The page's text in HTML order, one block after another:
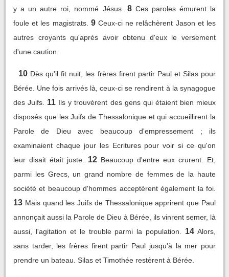
y a un autre roi, nommé Jésus.
8 Ces paroles émurent la
foule et les magistrats. 9 Ceux-ci ne relâchèrent Jason et les
autres croyants qu'après avoir obtenu d'eux le versement
d'une caution.
10 Dès qu'il fit nuit, les frères firent partir Paul et Silas pour
Bérée. Une fois arrivés là, ceux-ci se rendirent à la synagogue
des Juifs.
11 Ils y trouvèrent des gens qui étaient bien mieux
disposés que les Juifs de Thessalonique et qui accueillirent la
Parole de Dieu avec beaucoup d'empressement ; ils
examinaient chaque jour les Ecritures pour voir si ce qu'on
leur disait était juste.
12 Beaucoup d'entre eux crurent. Et,
parmi les Grecs, un grand nombre de femmes de la haute
société et beaucoup d'hommes acceptèrent également la foi.
13 Mais quand les Juifs de Thessalonique apprirent que Paul
annonçait aussi la Parole de Dieu à Bérée, ils vinrent semer, là
aussi, l'agitation et le trouble parmi la population.
14 Alors,
sans tarder, les frères firent partir Paul jusqu'à la mer pour
prendre un bateau. Silas et Timothée restèrent à Bérée.